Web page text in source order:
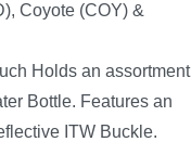
Coyote (COY) &
Holds an assortment
Bottle. Features an
ITW Buckle.